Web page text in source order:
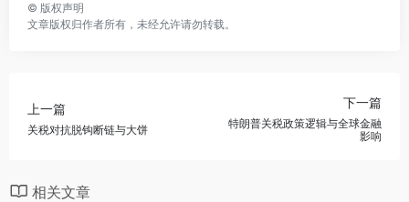
© 版权声明
文章版权归作者所有，未经允许请勿转载。
上一篇
关税对抗脱钩断链与大饼
下一篇
特朗普关税政策逻辑与全球金融
影响
相关文章